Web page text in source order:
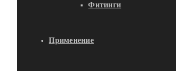
Фитинги
Применение